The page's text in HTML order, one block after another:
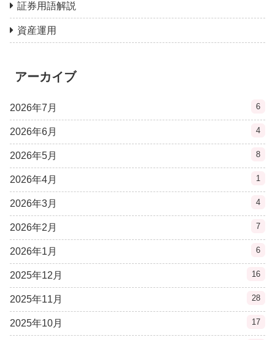
証券用語解説
資産運用
アーカイブ
2026年7月 6
2026年6月 4
2026年5月 8
2026年4月 1
2026年3月 4
2026年2月 7
2026年1月 6
2025年12月 16
2025年11月 28
2025年10月 17